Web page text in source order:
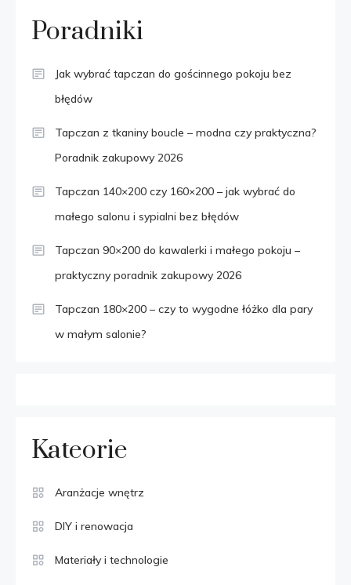
Poradniki
Jak wybrać tapczan do gościnnego pokoju bez
błędów
Tapczan z tkaniny boucle – modna czy praktyczna?
Poradnik zakupowy 2026
Tapczan 140×200 czy 160×200 – jak wybrać do
małego salonu i sypialni bez błędów
Tapczan 90×200 do kawalerki i małego pokoju –
praktyczny poradnik zakupowy 2026
Tapczan 180×200 – czy to wygodne łóżko dla pary
w małym salonie?
Kateorie
Aranżacje wnętrz
DIY i renowacja
Materiały i technologie